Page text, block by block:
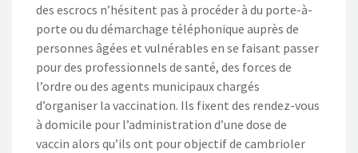
des escrocs n’hésitent pas à procéder à du porte-à-
porte ou du démarchage téléphonique auprès de
personnes âgées et vulnérables en se faisant passer
pour des professionnels de santé, des forces de
l’ordre ou des agents municipaux chargés
d’organiser la vaccination. Ils fixent des rendez-vous
à domicile pour l’administration d’une dose de
vaccin alors qu’ils ont pour objectif de cambrioler